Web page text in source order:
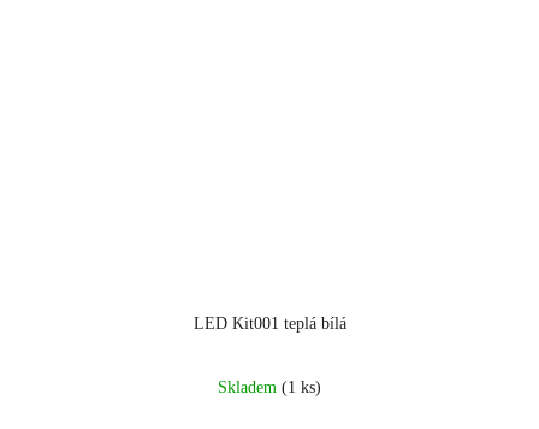
LED Kit001 teplá bílá
Skladem (1 ks)